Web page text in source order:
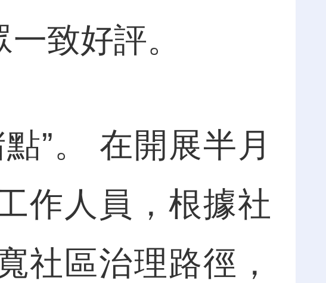
致好評。
”。 在開展半月
作人員，根據社
社區治理路徑，